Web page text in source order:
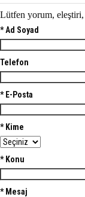
Lütfen yorum,
* Ad Soyad
Telefon
* E-Posta
* Kime
* Konu
* Mesaj